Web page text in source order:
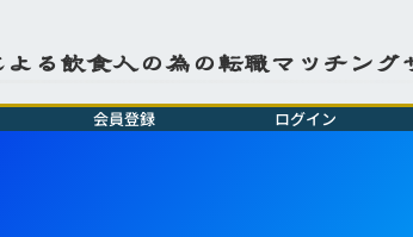
る飲食人の為の転職マッチング
会員登録 ログイン